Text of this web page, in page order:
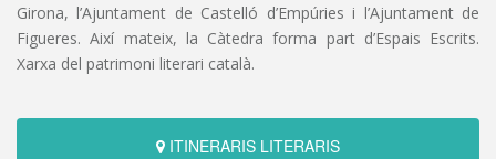
Girona, l’Ajuntament de Castelló d’Empúries i l’Ajuntament de
Figueres. Així mateix, la Càtedra forma part d’Espais Escrits.
Xarxa del patrimoni literari català.
ITINERARIS LITERARIS